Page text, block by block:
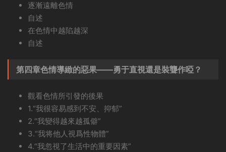
逐漸遠離色情
自述
在色情中越陷越深
自述
第四章色情導緻的惡果——勇于直視還是裝聾作啞？
觀看色情所引發的後果
1.“我很容易感到不安、抑郁”
2.“我變得越來越孤僻”
3.“我将他人視爲性物體”
4.“我忽視了生活中的重要因素”